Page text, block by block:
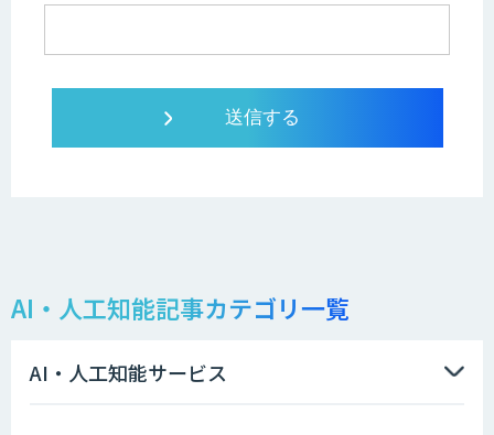
AI・人工知能記事カテゴリ一覧
AI・人工知能サービス